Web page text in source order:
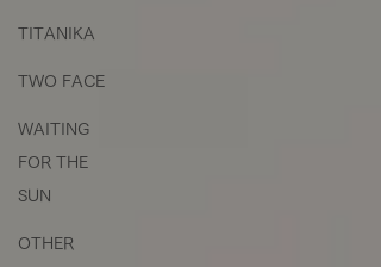
TITANIKA
TWO FACE
WAITING
FOR THE
SUN
OTHER